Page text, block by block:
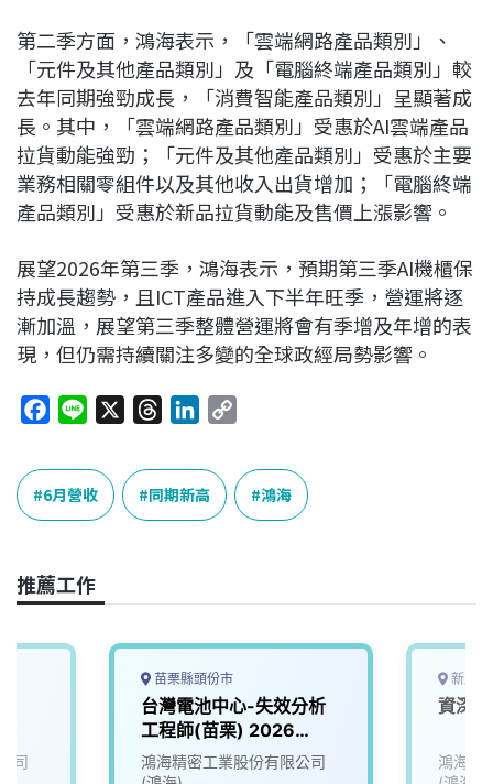
第二季方面，鴻海表示，「雲端網路產品類別」、
「元件及其他產品類別」及「電腦終端產品類別」較
去年同期強勁成長，「消費智能產品類別」呈顯著成
長。其中，「雲端網路產品類別」受惠於AI雲端產品
拉貨動能強勁；「元件及其他產品類別」受惠於主要
業務相關零組件以及其他收入出貨增加；「電腦終端
產品類別」受惠於新品拉貨動能及售價上漲影響。
展望2026年第三季，鴻海表示，預期第三季AI機櫃保
持成長趨勢，且ICT產品進入下半年旺季，營運將逐
漸加溫，展望第三季整體營運將會有季增及年增的表
現，但仍需持續關注多變的全球政經局勢影響。
c
e
b
o
k
n
e
r
e
a
n
k
e
n
p
y
L
k
6月營收 同期新高 鴻海
推薦工作
司
苗栗縣頭份市
台灣電池中心-失效分析
工程師(苗栗) 2026
RD008
鴻海精密工業股份有限公司
新北
資深
鴻海精